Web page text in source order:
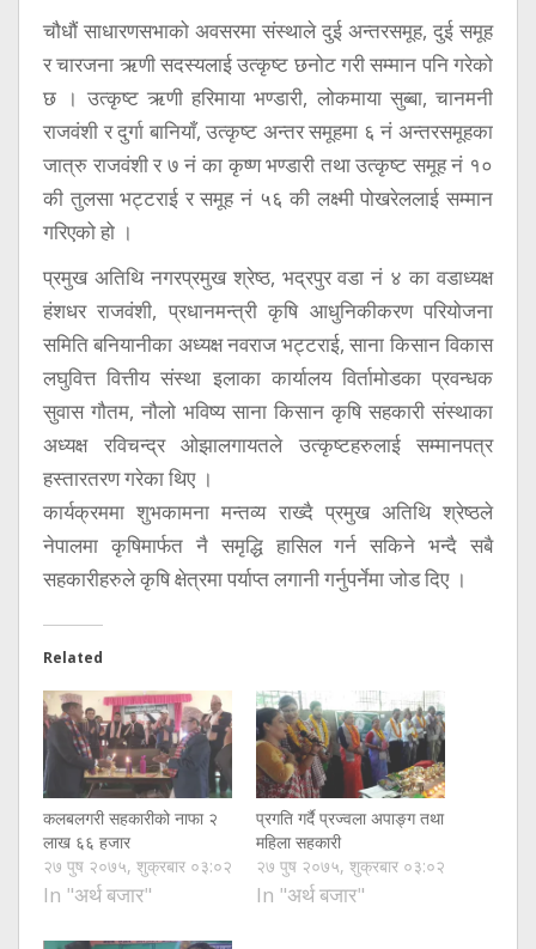
चौधौं साधारणसभाको अवसरमा संस्थाले दुई अन्तरसमूह, दुई समूह
र चारजना ऋणी सदस्यलाई उत्कृष्ट छनोट गरी सम्मान पनि गरेको
छ । उत्कृष्ट ऋणी हरिमाया भण्डारी, लोकमाया सुब्बा, चानमनी
राजवंशी र दुर्गा बानियाँ, उत्कृष्ट अन्तर समूहमा ६ नं अन्तरसमूहका
जात्रु राजवंशी र ७ नं का कृष्ण भण्डारी तथा उत्कृष्ट समूह नं १०
की तुलसा भट्टराई र समूह नं ५६ की लक्ष्मी पोखरेललाई सम्मान
गरिएको हो ।
प्रमुख अतिथि नगरप्रमुख श्रेष्ठ, भद्रपुर वडा नं ४ का वडाध्यक्ष
हंशधर राजवंशी, प्रधानमन्त्री कृषि आधुनिकीकरण परियोजना
समिति बनियानीका अध्यक्ष नवराज भट्टराई, साना किसान विकास
लघुवित्त वित्तीय संस्था इलाका कार्यालय विर्तामोडका प्रवन्धक
सुवास गौतम, नौलो भविष्य साना किसान कृषि सहकारी संस्थाका
अध्यक्ष रविचन्द्र ओझालगायतले उत्कृष्टहरुलाई सम्मानपत्र
हस्तारतरण गरेका थिए ।
कार्यक्रममा शुभकामना मन्तव्य राख्दै प्रमुख अतिथि श्रेष्ठले
नेपालमा कृषिमार्फत नै समृद्धि हासिल गर्न सकिने भन्दै सबै
सहकारीहरुले कृषि क्षेत्रमा पर्याप्त लगानी गर्नुपर्नेमा जोड दिए ।
Related
कलबलगरी सहकारीको नाफा २
लाख ६६ हजार
२७ पुष २०७५, शुक्रबार ०३:०२
In "अर्थ बजार"
प्रगति गर्दै प्रज्वला अपाङ्ग तथा
महिला सहकारी
२७ पुष २०७५, शुक्रबार ०३:०२
In "अर्थ बजार"